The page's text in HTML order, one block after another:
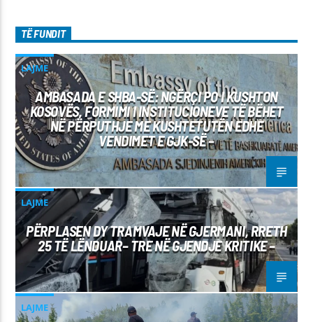
TË FUNDIT
LAJME
AMBASADA E SHBA-SË: NGËRÇI PO I KUSHTON
KOSOVËS, FORMIMI I INSTITUCIONEVE TË BËHET
NË PËRPUTHJE ME KUSHTETUTËN EDHE
VENDIMET E GJK-SË –
LAJME
PËRPLASEN DY TRAMVAJE NË GJERMANI, RRETH
25 TË LËNDUAR– TRE NË GJENDJE KRITIKE –
LAJME